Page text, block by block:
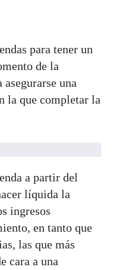
para tener un
de la
una
la que completar la
a partir del
líquida la
ingresos
en tanto que
las que más
cara a una